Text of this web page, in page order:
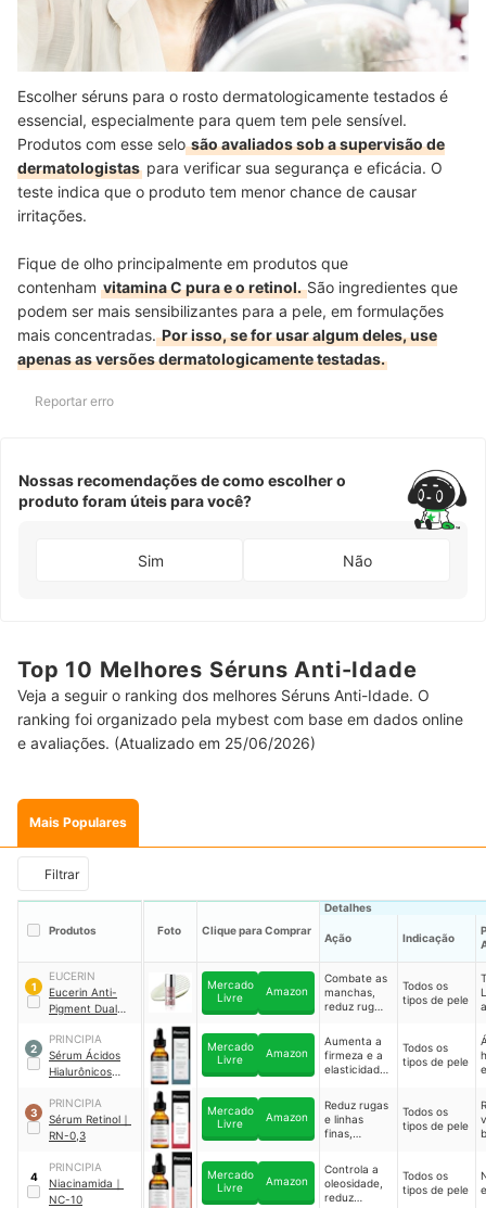
Escolher séruns para o rosto dermatologicamente testados é
essencial, especialmente para quem tem pele sensível.
Produtos com esse selosão avaliados sob a supervisão de
dermatologistas para verificar sua segurança e eficácia. O
teste indica que o produto tem menor chance de causar
irritações.
Fique de olho principalmente em produtos que
contenham vitamina C pura e o retinol.São ingredientes que
podem ser mais sensibilizantes para a pele, em formulações
mais concentradas.Por isso, se for usar algum deles, use
apenas as versões dermatologicamente testadas.
Reportar erro
Nossas recomendações de como escolher o
produto foram úteis para você?
Sim Não
Top 10 Melhores Séruns Anti-Idade
Veja a seguir o ranking dos melhores Séruns Anti-Idade. O
ranking foi organizado pela mybest com base em dados online
e avaliações. (Atualizado em 25/06/2026)
Mais Populares
Filtrar
Produtos Foto Clique para Comprar
Detalhes
Ação Indicação
1
EUCERIN
Eucerin Anti-
Pigment Dual
Facial
Mercado
Livre
Amazon
Combate as
manchas,
reduz rugas
Todos os
tipos de pele
2
PRINCIPIA
Sérum Ácidos
Hialurônicos
Mercado
Livre
Amazon
Aumenta a
firmeza e a
elasticidade,
promove
hidratação,
suaviza
linhas finas e
mais
Todos os
tipos de pele
3
PRINCIPIA
Sérum Retinol ｜
RN-0,3
Mercado
Livre
Amazon
Reduz rugas
e linhas
finas,
e
elasticidade
Todos os
tipos de pele
4
PRINCIPIA
Niacinamida ｜
NC-10
Mercado
Livre
Amazon
Controla a
oleosidade,
reduz
Todos os
tipos de pele